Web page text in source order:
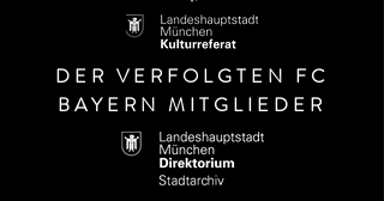
DER VERFOLGTEN FC
BAYERN MITGLIEDER